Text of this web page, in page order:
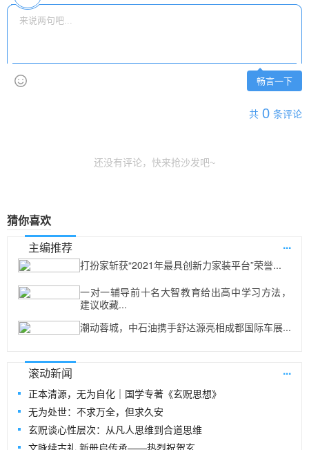
畅言一下
共 0 条评论
还没有评论，快来抢沙发吧~
猜你喜欢
主编推荐
...
打扮家斩获“2021年最具创新力家装平台”荣誉...
一对一辅导前十名大智教育给出高中学习方法，
建议收藏...
潮动蓉城，中石油携手舒达源亮相成都国际车展...
滚动新闻 ...
正本清源，无为自化｜国学专著《玄贶思想》
无为处世：不求万全，但求久安
玄贶谈心性层次：从凡人思维到合道思维
文脉续古礼 新册启传承——热烈祝贺玄